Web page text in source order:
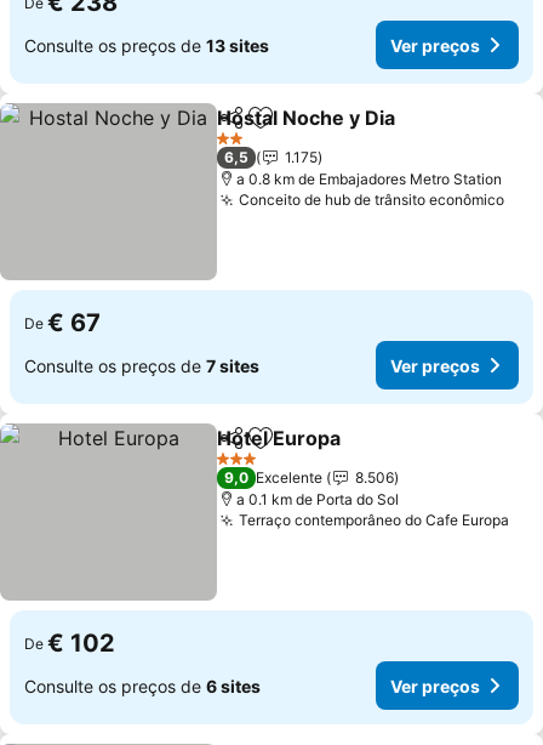
Consulte os preços de 13 sites Ver preços
PartilharAdicionar aos favoritos
Hostal Noche y Dia
2 Estrelas
6,5
1.175
a 0.8 km de Embajadores Metro Station
Conceito de hub de trânsito econômicoVer
De € 67
Consulte os preços de 7 sites Ver preços
PartilharAdicionar aos favoritos
Hotel Europa
3 Estrelas
9,0 Excelente
8.506
a 0.1 km de Porta do Sol
Terraço contemporâneo do Cafe Europa
De € 102
Consulte os preços de 6 sites Ver preços